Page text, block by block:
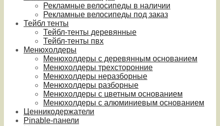
Рекламные велосипеды в наличии
Рекламные велосипеды под заказ
Тейбл тенты
Тейбл-тенты деревянные
Тейбл-тенты пвх
Менюхолдеры
Менюхолдеры с деревянным основанием
Менюхолдеры трехсторонние
Менюхолдеры неразборные
Менюхолдеры разборные
Менюхолдеры с цветным основанием
Менюхолдеры с алюминиевым основанием
Ценникодержатели
Pinable-панели